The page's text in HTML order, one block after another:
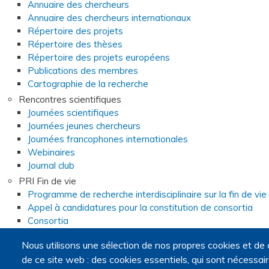
Nous utilisons une sélection de nos propres cookies et de
de ce site web : des cookies essentiels, qui sont
Annuaire des chercheurs
Annuaire des chercheurs internationaux
Répertoire des projets
Répertoire des thèses
Répertoire des projets européens
Publications des membres
Cartographie de la recherche
Rencontres scientifiques
Journées scientifiques
Journées jeunes chercheurs
Journées francophones internationales
Webinaires
Journal club
PRI Fin de vie
Programme de recherche interdisciplinaire sur la fin de vie
Appel à candidatures pour la constitution de consortia
Consortia
Foire aux questions sur l'appel à candidatures
Opportunités